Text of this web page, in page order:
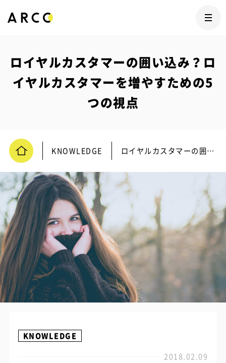
ロイヤルカスタマーの囲い込み？ロ
イヤルカスタマーを増やすための5
つの視点
KNOWLEDGE ロイヤルカスタマーの囲い込み？ロイヤルカスタマーを増やすための5つの視点
KNOWLEDGE
2018.02.09